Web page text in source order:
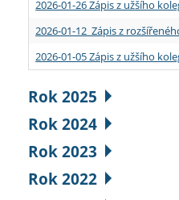
2026-01-26 Zápis z užšího
2026-01-12 Zápis z
2026-01-05 Zápis z užšího
Rok 2025
Rok 2024
Rok 2023
Rok 2022